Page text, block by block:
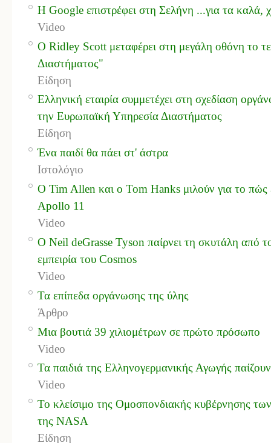
Η Google επιστρέφει στη Σελήνη ...για τα
Video
Ο Ridley Scott μεταφέρει στη μεγάλη οθόνη το
Διαστήματος"
Είδηση
Ελληνική εταιρία συμμετέχει στη σχεδίαση
την Ευρωπαϊκή Υπηρεσία Διαστήματος
Είδηση
Ένα παιδί θα πάει στ' άστρα
Ιστολόγιο
Ο Tim Allen και ο Tom Hanks μιλούν για το
Apollo 11
Video
Ο Neil deGrasse Tyson παίρνει τη σκυτάλη από
εμπειρία του Cosmos
Video
Τα επίπεδα οργάνωσης της ύλης
Άρθρο
Μια βουτιά 39 χιλιομέτρων σε πρώτο πρόσωπο
Video
Τα παιδιά της Ελληνογερμανικής Αγωγής
Video
Το κλείσιμο της Ομοσπονδιακής κυβέρνησης
της NASA
Είδηση